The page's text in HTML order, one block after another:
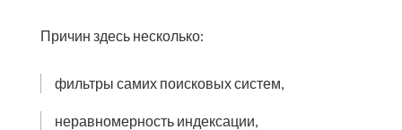
Причин здесь несколько:
фильтры самих поисковых систем,
неравномерность индексации,